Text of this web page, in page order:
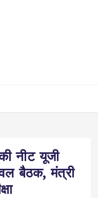
नीट यूजी
बैठक, मंत्री